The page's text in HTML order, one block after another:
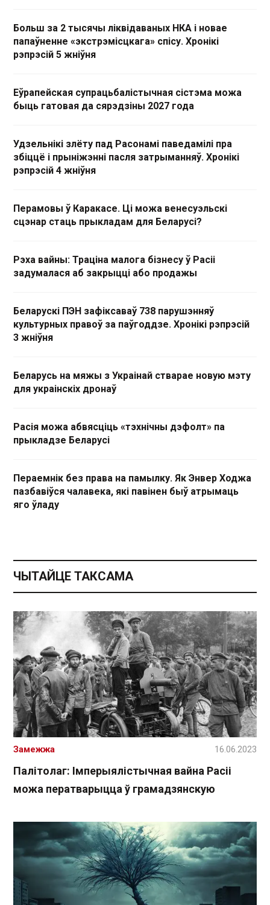
Больш за 2 тысячы ліквідаваных НКА і новае
папаўненне «экстрэмісцкага» спісу. Хронікі
рэпрэсій 5 жніўня
Еўрапейская супрацьбалістычная сістэма можа
быць гатовая да сярэдзіны 2027 года
Удзельнікі злёту пад Расонамі паведамілі пра
збіццё і прыніжэнні пасля затрыманняў. Хронікі
рэпрэсій 4 жніўня
Перамовы ў Каракасе. Ці можа венесуэльскі
сцэнар стаць прыкладам для Беларусі?
Рэха вайны: Траціна малога бізнесу ў Расіі
задумалася аб закрыцці або продажы
Беларускі ПЭН зафіксаваў 738 парушэнняў
культурных правоў за паўгоддзе. Хронікі рэпрэсій
3 жніўня
Беларусь на мяжы з Украінай стварае новую мэту
для украінскіх дронаў
Расія можа абвясціць «тэхнічны дэфолт» па
прыкладзе Беларусі
Пераемнік без права на памылку. Як Энвер Ходжа
пазбавіўся чалавека, які павінен быў атрымаць
яго ўладу
ЧЫТАЙЦЕ ТАКСАМА
Палітолаг: Імперыялістычная вайна Расіі
можа ператварыцца ў грамадзянскую
Замежжа 16.06.2023